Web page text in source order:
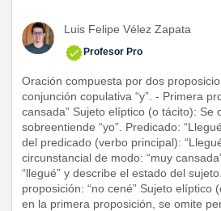
Luis Felipe Vélez Zapata
Profesor Pro
Oración compuesta por dos
conjunción copulativa “y”. - Primera
cansada” Sujeto elíptico (o tácito): Se
sobreentiende “yo”. Predicado:
del predicado (verbo principal):
circunstancial de modo: “muy
“llegué” y describe el estado del
proposición: “no cené” Sujeto elíptico
en la primera proposición, se omite